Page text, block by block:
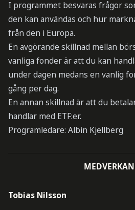
I programmet besvaras frågor
den kan användas och hur
från den i Europa.
En avgörande skillnad mellan
vanliga fonder är att du kan
under dagen medans en vanlig
gång per dag.
En annan skillnad är att du
handlar med ETF:er.
Programledare: Albin Kjellberg
Tobias Nilsson